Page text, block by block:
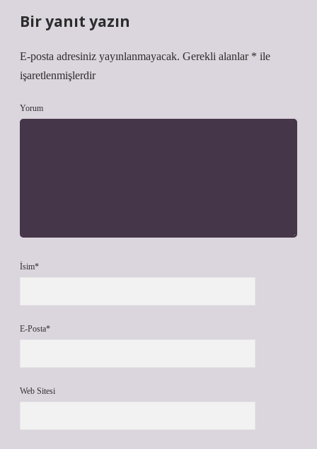
Bir yanıt yazın
E-posta adresiniz yayınlanmayacak. Gerekli alanlar * ile
işaretlenmişlerdir
Yorum
İsim*
E-Posta*
Web Sitesi